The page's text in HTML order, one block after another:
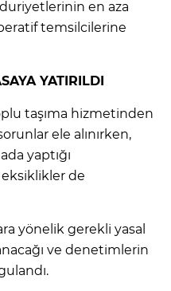
en aza
temsilcilerine
YATIRILDI
taşıma hizmetinden
ele alınırken,
yaptığı
de
yönelik gerekli yasal
ve denetimlerin